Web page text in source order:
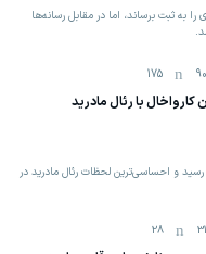
به ثبت برساند، اما در مقابل رسانه‌ها
175
کارواخال با رئال مادرید
رسید و احساسی‌ترین لحظات رئال مادرید در
28